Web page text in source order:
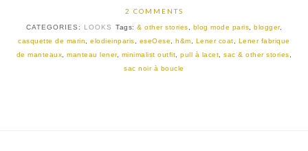
2 COMMENTS
CATEGORIES: LOOKS Tags: & other stories, blog mode paris, blogger,
casquette de marin,elodieinparis, eseOese,h&m, Lener coat, Lener fabrique
de manteaux,manteau lener, minimalist outfit,pull à lacet,sac & other stories,
sac noir à boucle